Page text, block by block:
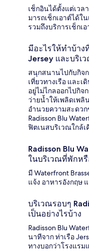
เช็กอินได้ตั้งแต่เวล
มารถเช็กเอาต์ได้ใ
รวมถึงบริการเช็กเ
มีอะไรให้ทำบ้าง
Jersey และบริเ
สนุกสนานไปกับกิจ
เที่ยวทางเรือ และ
อยู่ไม่ไกลออกไปกิ
ว่ายน้ำให้เพลิดเพ
อำนวยความสะดว
Radisson Blu
ฟิตเนสบริเวณใกล้เ
Radisson Blu
ในบริเวณที่พักหรื
มี Waterfront
แจ้ง อาหารอังกฤษ
บริเวณรอบๆ
เป็นอย่างไรบ้าง
Radisson Blu
นาทีจาก ท่าเรือ
ทางบอกว่าโรงแร